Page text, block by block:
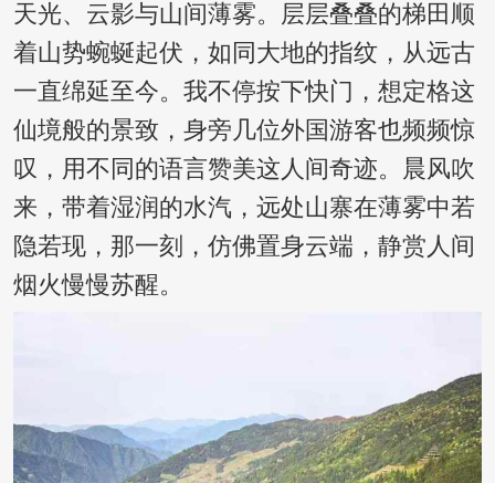
天光、云影与山间薄雾。层层叠叠的梯田顺
着山势蜿蜒起伏，如同大地的指纹，从远古
一直绵延至今。我不停按下快门，想定格这
仙境般的景致，身旁几位外国游客也频频惊
叹，用不同的语言赞美这人间奇迹。晨风吹
来，带着湿润的水汽，远处山寨在薄雾中若
隐若现，那一刻，仿佛置身云端，静赏人间
烟火慢慢苏醒。